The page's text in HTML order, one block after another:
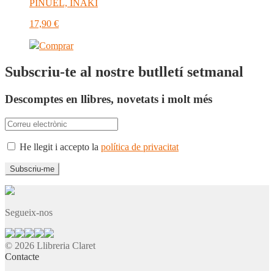
PIÑUEL, IÑAKI
17,90 €
Comprar
Subscriu-te al nostre butlletí setmanal
Descomptes en llibres, novetats i molt més
He llegit i accepto la política de privacitat
Segueix-nos
© 2026 Llibreria Claret
Contacte